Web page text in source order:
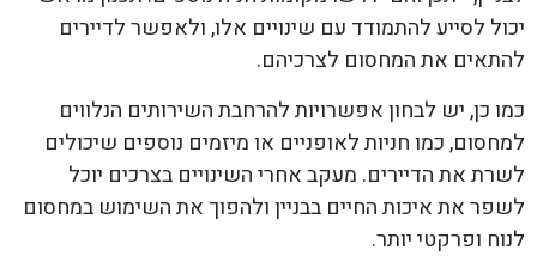
יכול לסייע להתמודד עם שינויים אלו, ולאפשר לדיירים
להתאים את המחסום לצרכיהם.
כמו כן, יש לבחון אפשרויות להרחבת השירותים הנלווים
למחסום, כמו חניות לאופניים או מיזמים נוספים שיכולים
לשרת את הדיירים. מעקב אחרי השינויים בצרכים יוכל
לשפר את איכות החיים בבניין ולהפוך את השימוש במחסום
לנוח ופרקטי יותר.